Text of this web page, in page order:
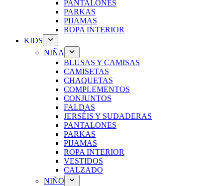
PANTALONES
PARKAS
PIJAMAS
ROPA INTERIOR
KIDS
NIÑA
BLUSAS Y CAMISAS
CAMISETAS
CHAQUETAS
COMPLEMENTOS
CONJUNTOS
FALDAS
JERSÉIS Y SUDADERAS
PANTALONES
PARKAS
PIJAMAS
ROPA INTERIOR
VESTIDOS
CALZADO
NIÑO